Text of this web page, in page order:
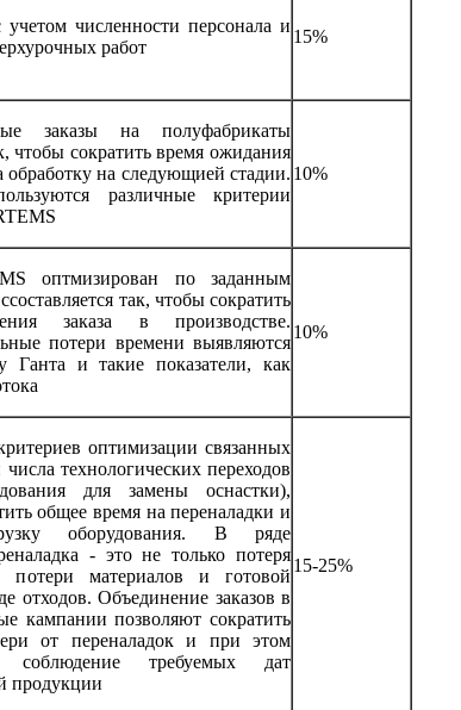
численности персонала и
работ
15%
заказы на полуфабрикаты
чтобы сократить время ожидания
на следующией стадии.
различные критерии
10%
оптмизирован по заданным
так, чтобы сократить
заказа в производстве.
потери времени выявляются
Ганта и такие показатели, как
10%
оптимизации связанных
технологических переходов
для замены оснастки),
общее время на переналадки и
оборудования. В ряде
- это не только потеря
материалов и готовой
отходов. Объединение заказов в
кампании позволяют сократить
от переналадок и при этом
соблюдение требуемых дат
продукции
15-25%